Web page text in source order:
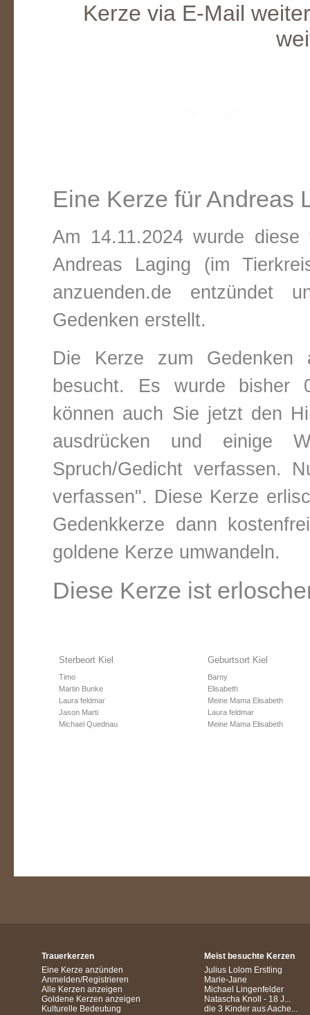
Kerze via E-Mail
Eine Kerze für Andreas
Am 14.11.2024 wurde
Andreas Laging (im
anzuenden.de entzündet
Gedenken erstellt.
Die Kerze zum
besucht. Es wurde bisher
können auch Sie jetzt den
ausdrücken und einige
Spruch/Gedicht verfassen.
verfassen". Diese Kerze
Gedenkkerze dann
goldene Kerze umwandeln.
Diese Kerze ist
Sterbeort Kiel
Timo
Martin Bunke
Laura feldmar
Jason Marti
Michael Quednau
Geburtsort Kiel
Barny
Elisabeth
Meine Mama Elisabeth
Laura feldmar
Meine Mama Elisabeth
Trauerkerzen
Eine Kerze anzünden
Anmelden/Registrieren
Alle Kerzen anzeigen
Goldene Kerzen anzeigen
Kulturelle Bedeutung
Meist besuchte Kerzen
Julius Lolom Erstling
Marie-Jane
Michael Lingenfelder
Natascha Knoll - 18 J...
die 3 Kinder aus Aache...